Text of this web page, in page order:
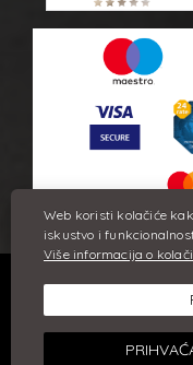
što bolji i točniji
garantirati da su svi
Ne odgovaramo za
proizvoda, greške
Web koristi kolačiće
iskustvo i
Više informacija o